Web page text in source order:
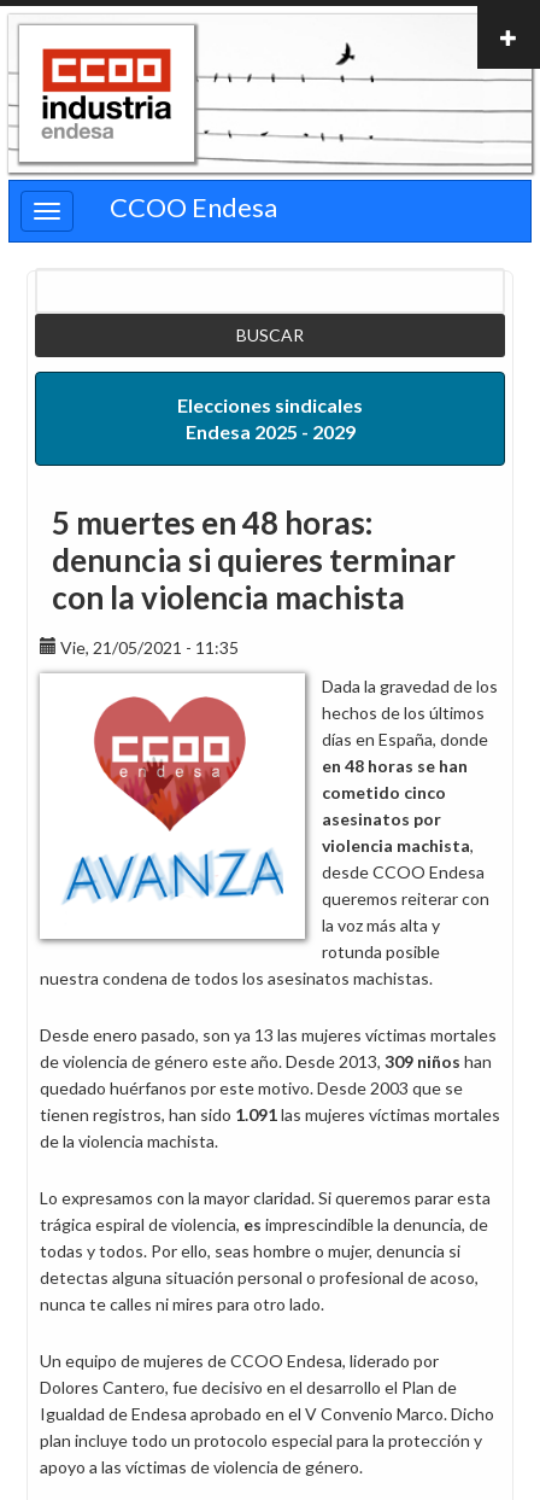
Pasar
contenido
principal
CCOO Endesa
Elecciones sindicales
Endesa 2025 - 2029
5 muertes en 48 horas:
denuncia si quieres terminar
con la violencia machista
Vie, 21/05/2021 - 11:35
Dada la gravedad de los
hechos de los últimos
días en España, donde
en 48 horas se han
cometido cinco
asesinatos por
violencia machista,
desde CCOO Endesa
queremos reiterar con
la voz más alta y
rotunda posible
nuestra condena de todos los asesinatos machistas.
Desde enero pasado, son ya 13 las mujeres víctimas mortales
de violencia de género este año. Desde 2013, 309 niños han
quedado huérfanos por este motivo. Desde 2003 que se
tienen registros, han sido 1.091las mujeres víctimas mortales
de la violencia machista.
Lo expresamos con la mayor claridad. Si queremos parar esta
trágica espiral de violencia, es imprescindible la denuncia, de
todas y todos. Por ello, seas hombre o mujer, denuncia si
detectas alguna situación personal o profesional de acoso,
nunca te calles ni mires para otro lado.
Un equipo de mujeres de CCOO Endesa, liderado por
Dolores Cantero, fue decisivo en el desarrollo el Plan de
Igualdad de Endesa aprobado en el V Convenio Marco. Dicho
plan incluye todo un protocolo especial para la protección y
apoyo a las víctimas de violencia de género.